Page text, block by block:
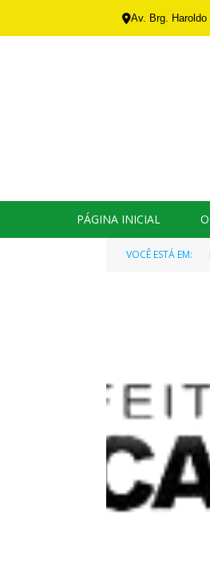
Av. Brg.
PÁGINA INICIAL
VOCÊ ESTÁ EM: